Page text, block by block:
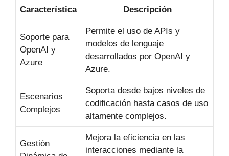
Característica Descripción
Soporte para
OpenAI y
Azure
Permite el uso de APIs y
modelos de lenguaje
desarrollados por OpenAI y
Azure.
Escenarios
Complejos
Soporta desde bajos niveles de
codificación hasta casos de uso
altamente complejos.
Gestión
Mejora la eficiencia en las
interacciones mediante la